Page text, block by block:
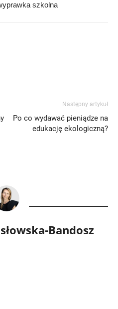
szkolna
Następny artykuł
Po co wydawać pieniądze na
edukację ekologiczną?
Bandosz